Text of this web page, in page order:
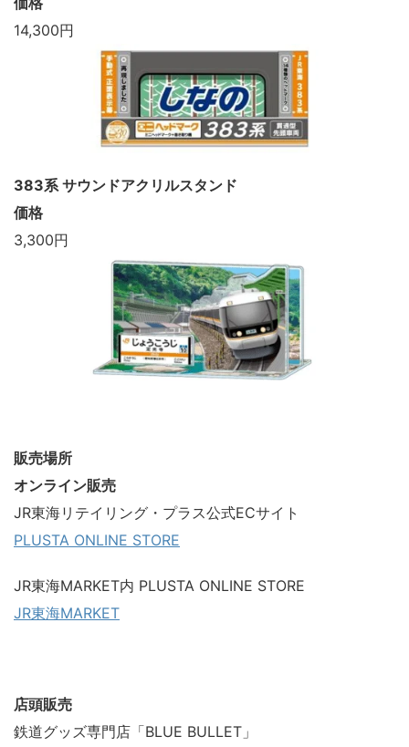
14,300円
383系 サウンドアクリルスタンド
価格
3,300円
販売場所
オンライン販売
JR東海リテイリング・プラス公式ECサイト
PLUSTA ONLINE STORE
JR東海MARKET内 PLUSTA ONLINE STORE
JR東海MARKET
店頭販売
鉄道グッズ専門店「BLUE BULLET」